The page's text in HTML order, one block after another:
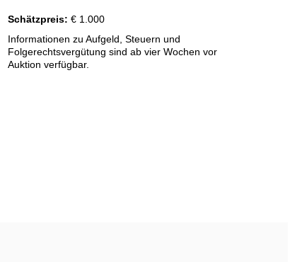
Schätzpreis: € 1.000
Informationen zu Aufgeld, Steuern und
Folgerechtsvergütung sind ab vier Wochen vor
Auktion verfügbar.